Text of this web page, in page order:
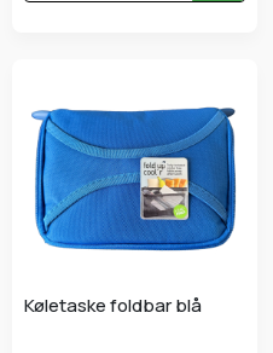
Køletaske foldbar blå